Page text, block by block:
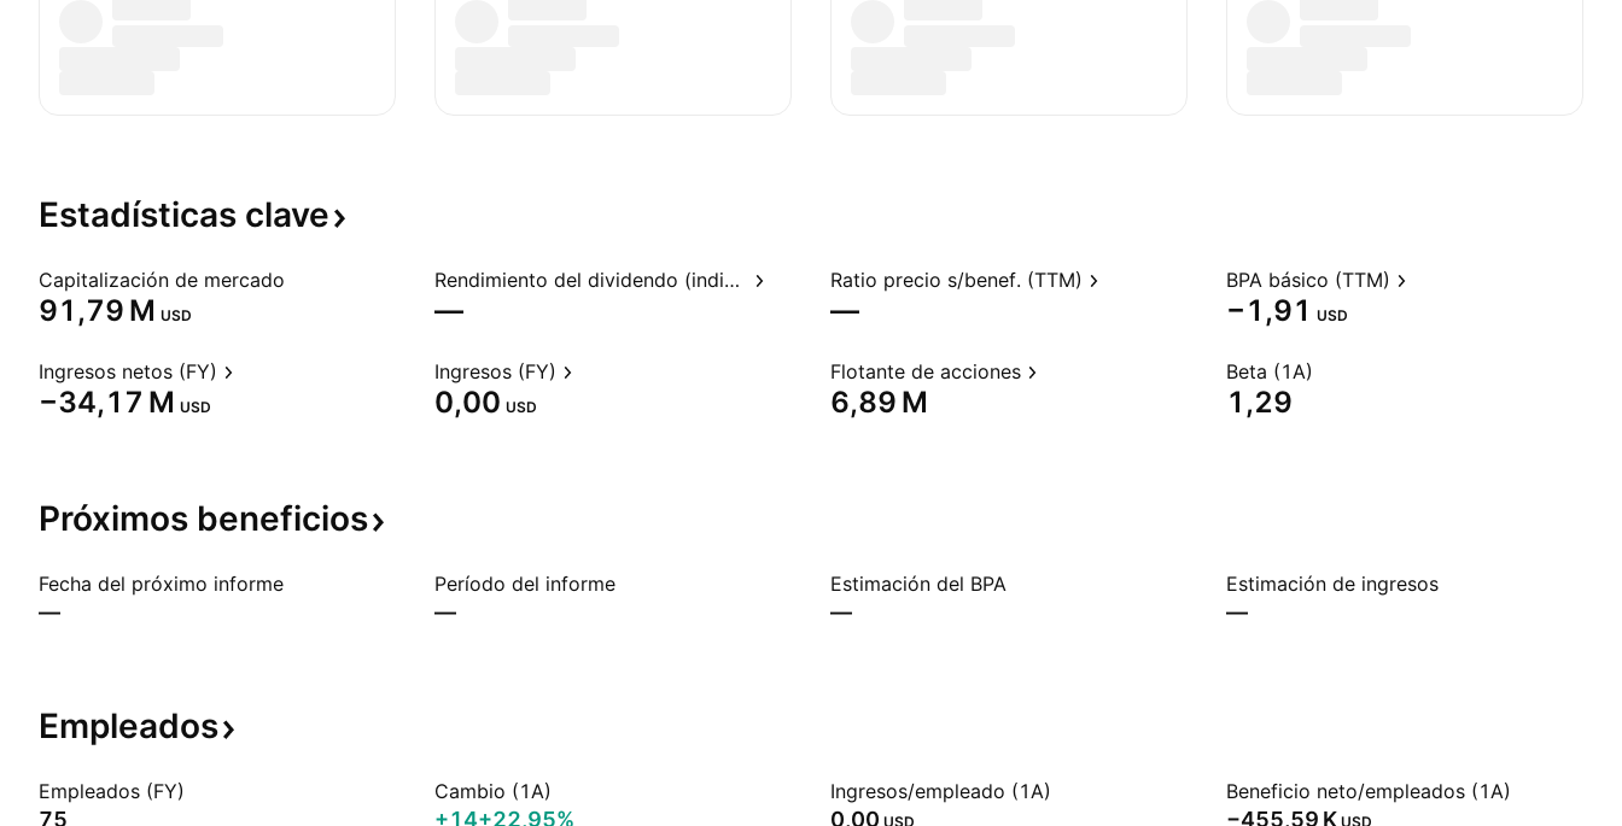
Estadísticas clave
Capitalización de mercado
‪91,79 M‬ USD
Rendimiento del dividendo (indicado)
—
Ratio precio s/benef. (TTM)
—
BPA básico (TTM)
−1,91 USD
Ingresos netos (FY)
‪−34,17 M‬ USD
Ingresos (FY)
0,00 USD
Flotante de acciones
‪6,89 M‬
Beta (1A)
1,29
Próximos beneficios
Fecha del próximo informe
—
Período del informe
—
Estimación del BPA
—
Estimación de ingresos
—
Empleados
Empleados (FY)
75
Cambio (1A)
+14+22,95%
Ingresos/empleado (1A)
0,00 USD
Beneficio neto/empleados (1A)
‪−455,59 K‬ USD